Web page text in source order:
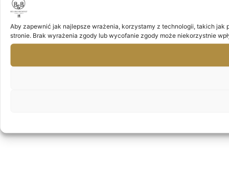
Aby zapewnić jak najlepsze wrażenia, korzystamy z technologii, takich
stronie. Brak wyrażenia zgody lub wycofanie zgody może niekorzystnie